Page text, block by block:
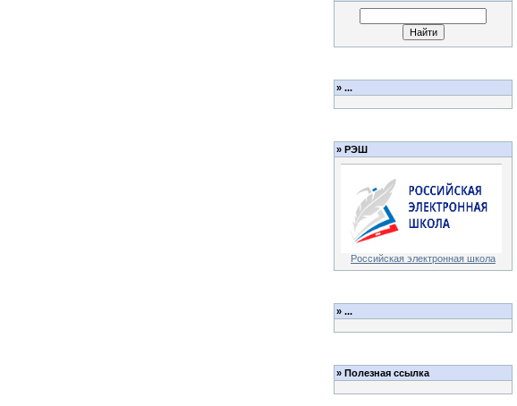
» ...
» РЭШ
Российская электронная школа
» ...
» Полезная ссылка